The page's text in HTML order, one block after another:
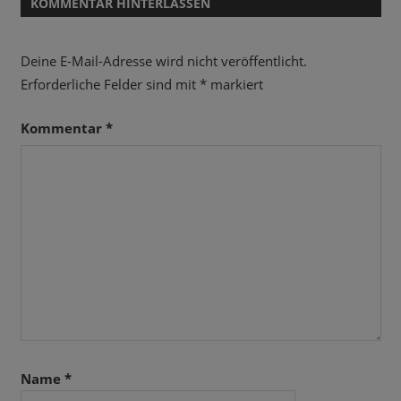
KOMMENTAR HINTERLASSEN
Deine E-Mail-Adresse wird nicht veröffentlicht.
Erforderliche Felder sind mit *markiert
Kommentar *
Name *